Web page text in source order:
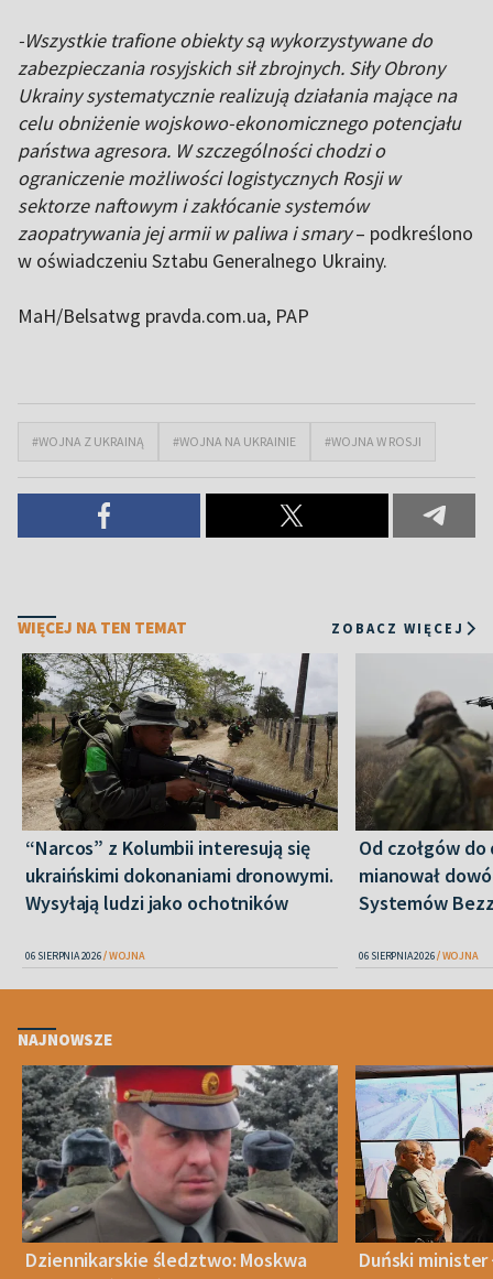
-Wszystkie trafione obiekty są wykorzystywane do
zabezpieczania rosyjskich sił zbrojnych. Siły Obrony
Ukrainy systematycznie realizują działania mające na
celu obniżenie wojskowo-ekonomicznego potencjału
państwa agresora. W szczególności chodzi o
ograniczenie możliwości logistycznych Rosji w
sektorze naftowym i zakłócanie systemów
zaopatrywania jej armii w paliwa i smary– podkreślono
w oświadczeniu Sztabu Generalnego Ukrainy.
MaH/Belsatwg pravda.com.ua, PAP
#WOJNA Z UKRAINĄ #WOJNA NA UKRAINIE #WOJNA W ROSJI
WIĘCEJ NA TEN TEMAT ZOBACZ WIĘCEJ
“Narcos” z Kolumbii interesują się
ukraińskimi dokonaniami dronowymi.
Wysyłają ludzi jako ochotników
06 SIERPNIA 2026 WOJNA
Od czołgów
mianował
Systemów
06 SIERPNIA 2026 WOJNA
NAJNOWSZE
Dziennikarskie śledztwo: Moskwa
Duński minister